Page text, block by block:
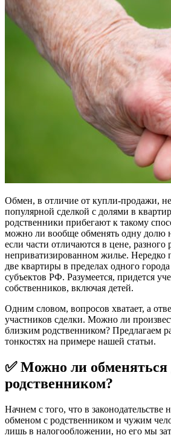
Обмен, в отличие от купли-продажи, не
популярной сделкой с долями в
родственники прибегают к такому
можно ли вообще обменять одну долю
если части отличаются в цене, разного
неприватизированном жилье. Нередко
две квартиры в пределах одного
субъектов РФ. Разумеется, придется
собственников, включая детей.
Одним словом, вопросов хватает, а
участников сделки. Можно ли
близким родственником? Предлагаем
тонкостях на примере нашей статьи.
✅ Можно ли обменяться
родственником?
Начнем с того, что в законодательстве
обменом с родственником и чужим
лишь в налогообложении, но его мы